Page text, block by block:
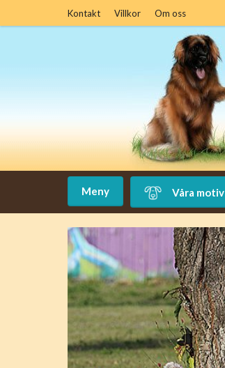
Kontakt Villkor Om oss
Meny Våra motiv